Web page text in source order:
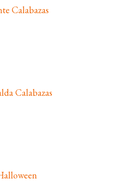
Calabazas
Calabazas